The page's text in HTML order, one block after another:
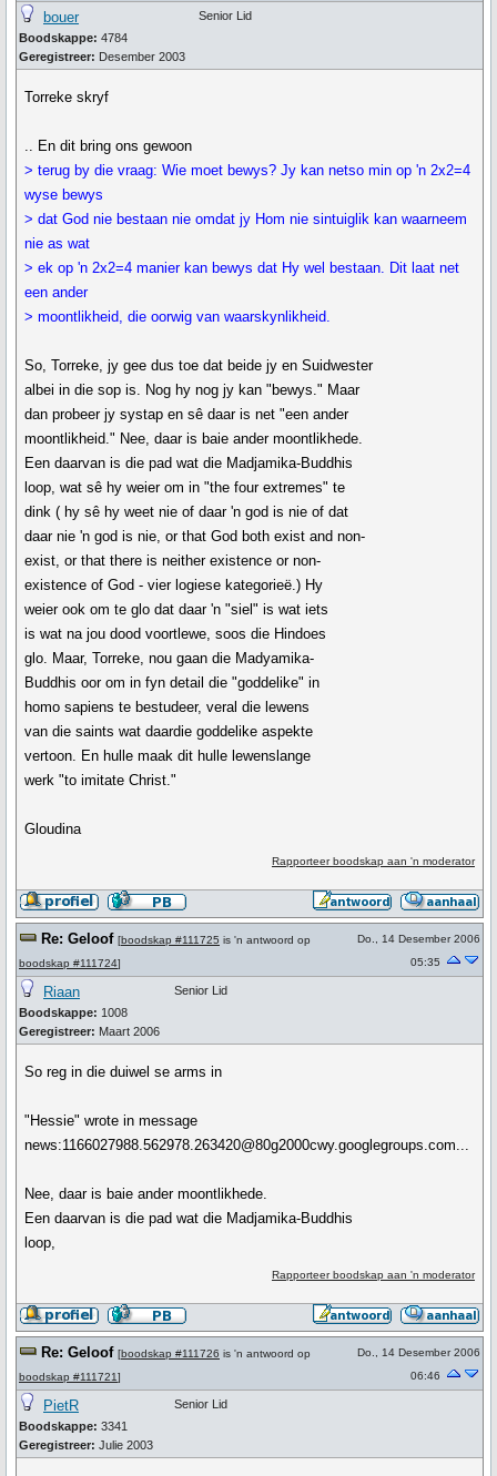
bouer
Boodskappe: 4784
Geregistreer: Desember 2003
Senior Lid
Torreke skryf
.. En dit bring ons gewoon
> terug by die vraag: Wie moet bewys? Jy kan netso min op 'n 2x2=4
wyse bewys
> dat God nie bestaan nie omdat jy Hom nie sintuiglik kan waarneem
nie as wat
> ek op 'n 2x2=4 manier kan bewys dat Hy wel bestaan. Dit laat net
een ander
> moontlikheid, die oorwig van waarskynlikheid.
So, Torreke, jy gee dus toe dat beide jy en Suidwester
albei in die sop is. Nog hy nog jy kan "bewys." Maar
dan probeer jy systap en sê daar is net "een ander
moontlikheid." Nee, daar is baie ander moontlikhede.
Een daarvan is die pad wat die Madjamika-Buddhis
loop, wat sê hy weier om in "the four extremes" te
dink ( hy sê hy weet nie of daar 'n god is nie of dat
daar nie 'n god is nie, or that God both exist and non-
exist, or that there is neither existence or non-
existence of God - vier logiese kategorieë.) Hy
weier ook om te glo dat daar 'n "siel" is wat iets
is wat na jou dood voortlewe, soos die Hindoes
glo. Maar, Torreke, nou gaan die Madyamika-
Buddhis oor om in fyn detail die "goddelike" in
homo sapiens te bestudeer, veral die lewens
van die saints wat daardie goddelike aspekte
vertoon. En hulle maak dit hulle lewenslange
werk "to imitate Christ."
Gloudina
Rapporteer boodskap aan 'n moderator
Re: Geloof [boodskap #111725 is 'n antwoord op
boodskap #111724]
Do., 14 Desember 2006
05:35
Riaan
Boodskappe: 1008
Geregistreer: Maart 2006
Senior Lid
So reg in die duiwel se arms in
"Hessie" wrote in message
news:1166027988.562978.263420@80g2000cwy.googlegroups.com...
Nee, daar is baie ander moontlikhede.
Een daarvan is die pad wat die Madjamika-Buddhis
loop,
Rapporteer boodskap aan 'n moderator
Re: Geloof [boodskap #111726 is 'n antwoord op
boodskap #111721]
Do., 14 Desember 2006
06:46
PietR
Boodskappe: 3341
Geregistreer: Julie 2003
Senior Lid